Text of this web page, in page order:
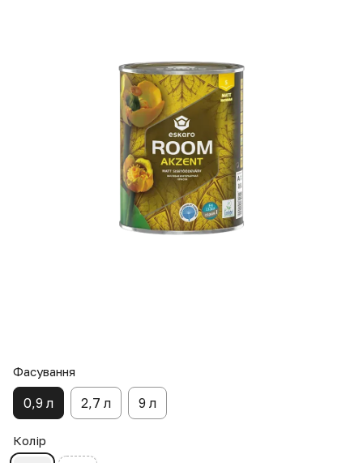
Фасування
0,9 л 2,7 л 9 л
Колір